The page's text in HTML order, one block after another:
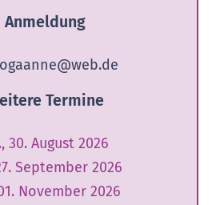
Anmeldung
Termine
30. August 2026
September 2026
November 2026